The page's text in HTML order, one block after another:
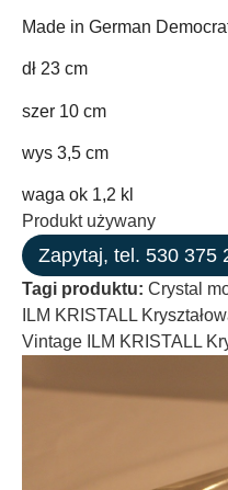
Made in German
dł 23 cm
szer 10 cm
wys 3,5 cm
waga ok 1,2 kl
Produkt używany
Zapytaj, tel. 530 375
Tagi produktu: Crystal
ILM KRISTALL
Vintage ILM KRISTALL